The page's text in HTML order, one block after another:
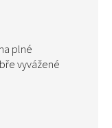
plné
vyvážené